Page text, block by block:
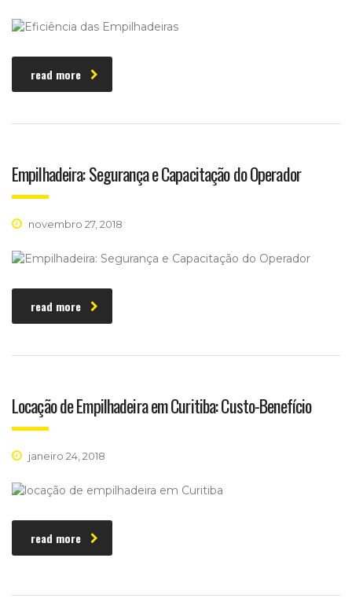
read more
Empilhadeira: Segurança e Capacitação do Operador
novembro 27, 2018
read more
Locação de Empilhadeira em Curitiba: Custo-Benefício
janeiro 24, 2018
read more